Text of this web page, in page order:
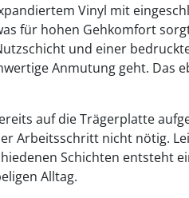
Vinyl mit
für hohen Gehkomfort
und einer
Anmutung geht. Das
auf die Trägerplatte
Arbeitsschritt nicht nötig.
Schichten
Alltag.